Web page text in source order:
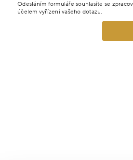
Odesláním formuláře souhlasíte se
účelem vyřízení vašeho dotazu.